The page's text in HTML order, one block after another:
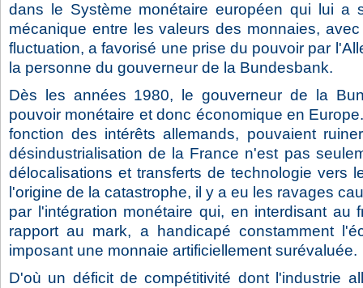
dans le Système monétaire européen qui lui a
mécanique entre les valeurs des monnaies,
fluctuation, a favorisé une prise du pouvoir par
la personne du gouverneur de la Bundesbank.
Dès les années 1980, le gouverneur de la
pouvoir monétaire et donc économique en
fonction des intérêts allemands, pouvaient
désindustrialisation de la France n'est pas
délocalisations et transferts de technologie vers
l'origine de la catastrophe, il y a eu les ravages
par l'intégration monétaire qui, en interdisant au
rapport au mark, a handicapé constamment
imposant une monnaie artificiellement surévaluée.
D'où un déficit de compétitivité dont l'industrie